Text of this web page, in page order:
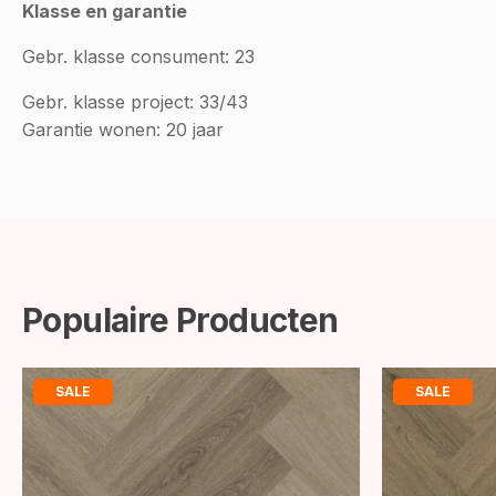
Klasse en garantie
Gebr. klasse consument: 23
Gebr. klasse project: 33/43
Garantie wonen: 20 jaar
Populaire Producten
SALE SALE